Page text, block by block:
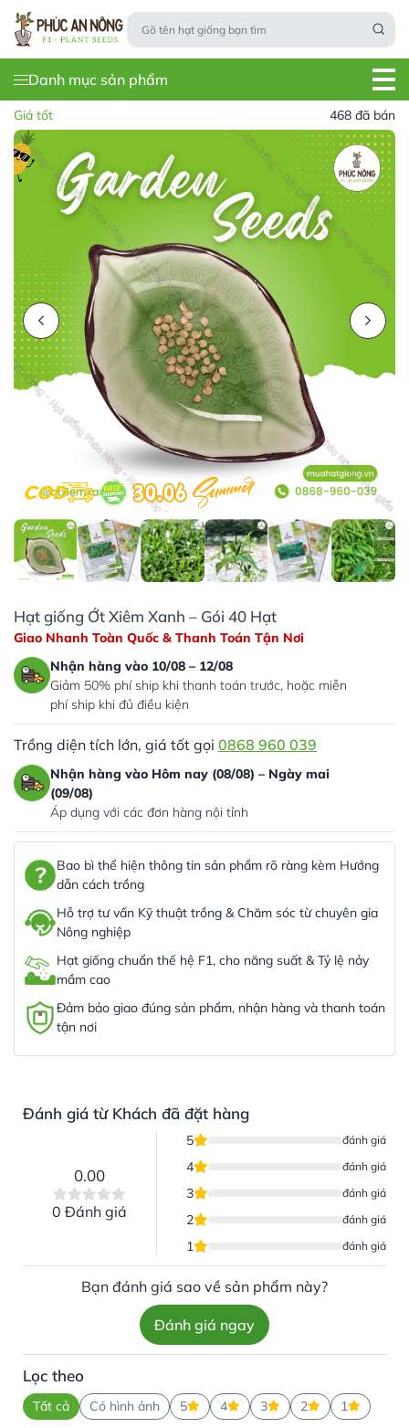
Danh mục sản phẩm
Giá tốt 468 đã bán
Hạt giống Ớt Xiêm Xanh – Gói 40 Hạt
Giao Nhanh Toàn Quốc & Thanh Toán Tận Nơi
Nhận hàng vào 10/08 – 12/08
Giảm 50% phí ship khi thanh toán trước, hoặc miễn
phí ship khi đủ điều kiện
Trồng diện tích lớn, giá tốt gọi 0868 960 039
Nhận hàng vào Hôm nay (08/08) – Ngày mai
(09/08)
Áp dụng với các đơn hàng nội tỉnh
Bao bì thể hiện thông tin sản phẩm rõ ràng kèm Hướng
dẫn cách trồng
Hỗ trợ tư vấn Kỹ thuật trồng & Chăm sóc từ chuyên gia
Nông nghiệp
Hạt giống chuẩn thế hệ F1, cho năng suất & Tỷ lệ nảy
mầm cao
Đảm bảo giao đúng sản phẩm, nhận hàng và thanh toán
tận nơi
Đánh giá từ Khách đã đặt hàng
0.00
0 Đánh giá
5 đánh giá
4 đánh giá
3 đánh giá
2 đánh giá
1 đánh giá
Bạn đánh giá sao về sản phẩm này?
Đánh giá ngay
Lọc theo
Tất cả Có hình ảnh 5 4 3 2 1